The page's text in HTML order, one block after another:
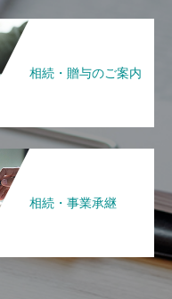
相続・贈与のご案内
相続・事業承継